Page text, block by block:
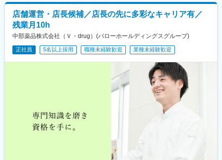
店舗運営・店長候補／店長の先に多彩なキャリア有／
残業月10h
中部薬品株式会社（Ｖ・drug）(バローホールディングスグループ)
正社員 5名以上採用 職種未経験歓迎 業種未経験歓迎